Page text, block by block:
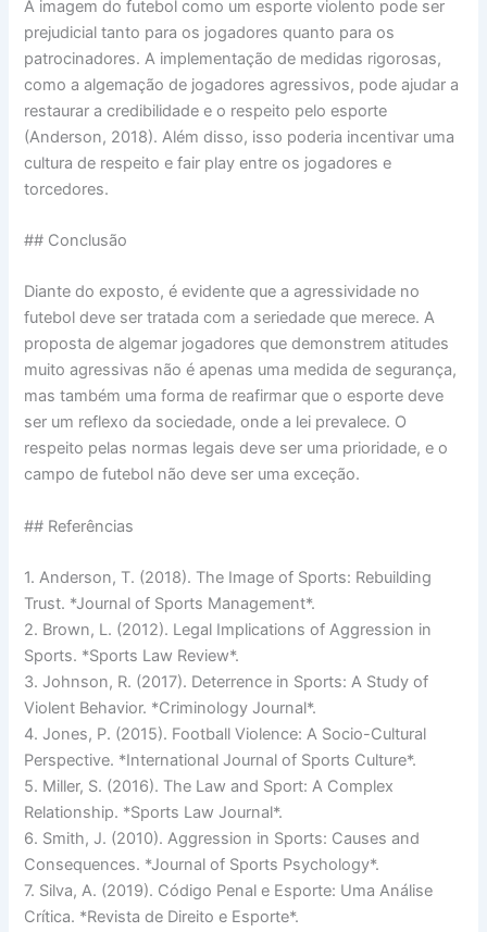
A imagem do futebol como um esporte violento pode ser
prejudicial tanto para os jogadores quanto para os
patrocinadores. A implementação de medidas rigorosas,
como a algemação de jogadores agressivos, pode ajudar a
restaurar a credibilidade e o respeito pelo esporte
(Anderson, 2018). Além disso, isso poderia incentivar uma
cultura de respeito e fair play entre os jogadores e
torcedores.
## Conclusão
Diante do exposto, é evidente que a agressividade no
futebol deve ser tratada com a seriedade que merece. A
proposta de algemar jogadores que demonstrem atitudes
muito agressivas não é apenas uma medida de segurança,
mas também uma forma de reafirmar que o esporte deve
ser um reflexo da sociedade, onde a lei prevalece. O
respeito pelas normas legais deve ser uma prioridade, e o
campo de futebol não deve ser uma exceção.
## Referências
1. Anderson, T. (2018). The Image of Sports: Rebuilding
Trust. *Journal of Sports Management*.
2. Brown, L. (2012). Legal Implications of Aggression in
Sports. *Sports Law Review*.
3. Johnson, R. (2017). Deterrence in Sports: A Study of
Violent Behavior. *Criminology Journal*.
4. Jones, P. (2015). Football Violence: A Socio-Cultural
Perspective. *International Journal of Sports Culture*.
5. Miller, S. (2016). The Law and Sport: A Complex
Relationship. *Sports Law Journal*.
6. Smith, J. (2010). Aggression in Sports: Causes and
Consequences. *Journal of Sports Psychology*.
7. Silva, A. (2019). Código Penal e Esporte: Uma Análise
Crítica. *Revista de Direito e Esporte*.